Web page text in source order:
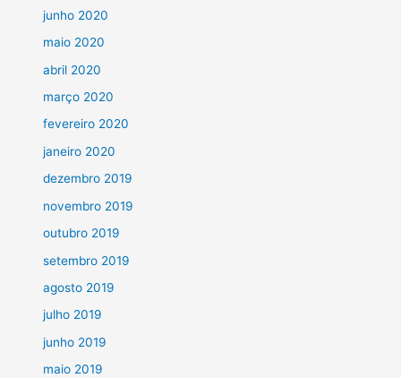
junho 2020
maio 2020
abril 2020
março 2020
fevereiro 2020
janeiro 2020
dezembro 2019
novembro 2019
outubro 2019
setembro 2019
agosto 2019
julho 2019
junho 2019
maio 2019